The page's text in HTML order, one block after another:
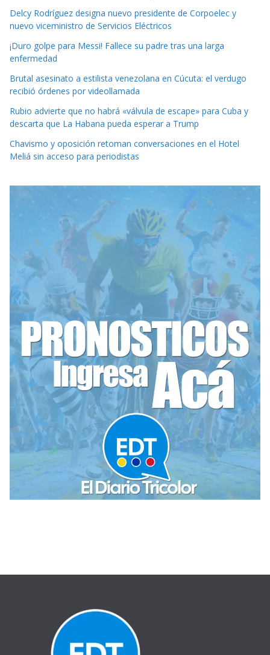
Delcy Rodríguez designa nuevo presidente de Corpoelec y
nuevo viceministro de Servicios Eléctricos
¡Duro golpe para Messi! Fallece su padre tras una larga
enfermedad
Brutal asesinato a estilista venezolana en Cúcuta: el verdugo
recibió órdenes por videollamada
Rubio advierte que no habrá «válvula de escape» para Cuba y
descarta que La Habana pueda esperar a Trump
Chavismo y oposición retoman conversaciones en el Hotel
Meliá sin acceso para periodistas